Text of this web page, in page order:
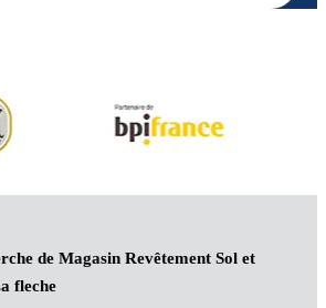
de Magasin Revêtement Sol et
fleche